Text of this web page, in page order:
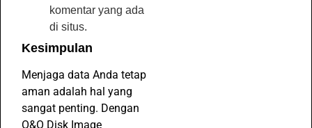
komentar yang ada
di situs.
Kesimpulan
Menjaga data Anda tetap
aman adalah hal yang
sangat penting. Dengan
O&O Disk Image